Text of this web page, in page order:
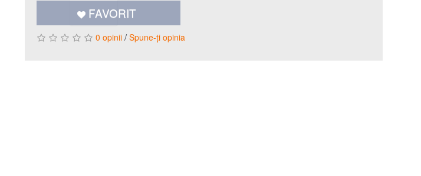
FAVORIT
0 opinii / Spune-ţi opinia